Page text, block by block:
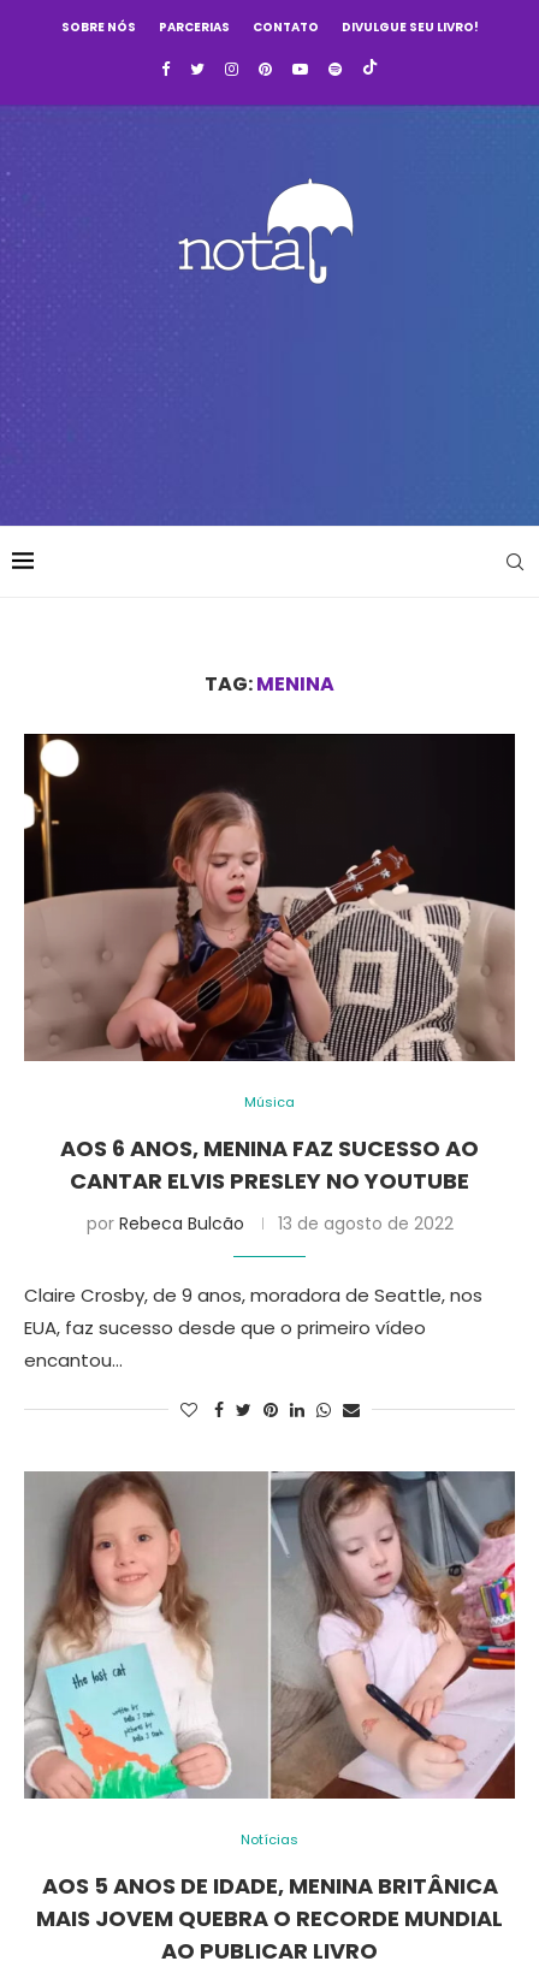
SOBRE NÓS PARCERIAS CONTATO DIVULGUE SEU LIVRO!
TAG:MENINA
Música
AOS 6 ANOS, MENINA FAZ SUCESSO AO
CANTAR ELVIS PRESLEY NO YOUTUBE
por Rebeca Bulcão 13 de agosto de 2022
Claire Crosby, de 9 anos, moradora de Seattle, nos
EUA, faz sucesso desde que o primeiro vídeo
encantou…
Notícias
AOS 5 ANOS DE IDADE, MENINA BRITÂNICA
MAIS JOVEM QUEBRA O RECORDE MUNDIAL
AO PUBLICAR LIVRO